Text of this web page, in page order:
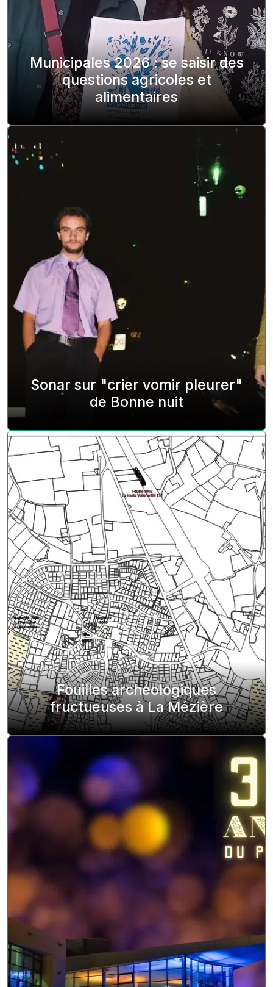
Municipales 2026 : se saisir des
questions agricoles et
alimentaires
Sonar sur "crier vomir pleurer"
de Bonne nuit
Fouilles archéologiques
fructueuses à La Mézière